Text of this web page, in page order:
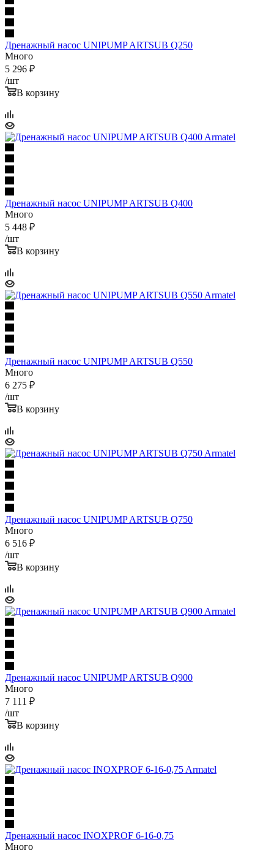
Дренажный насос UNIPUMP ARTSUB Q250
Много
5 296 ₽
/шт
В корзину
Дренажный насос UNIPUMP ARTSUB Q400
Много
5 448 ₽
/шт
В корзину
Дренажный насос UNIPUMP ARTSUB Q550
Много
6 275 ₽
/шт
В корзину
Дренажный насос UNIPUMP ARTSUB Q750
Много
6 516 ₽
/шт
В корзину
Дренажный насос UNIPUMP ARTSUB Q900
Много
7 111 ₽
/шт
В корзину
Дренажный насос INOXPROF 6-16-0,75
Много